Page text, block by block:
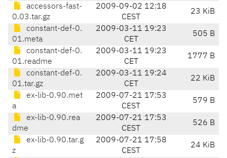
accessors-fast-
0.03.tar.gz
2009-09-02 12:18
CEST
23 KiB
constant-def-0.
01.meta
2009-03-11 19:23
CET
505 B
constant-def-0.
01.readme
2009-03-11 19:23
CET
1777 B
constant-def-0.
01.tar.gz
2009-03-11 19:24
CET
22 KiB
ex-lib-0.90.met
a
2009-07-21 17:53
CEST
579 B
ex-lib-0.90.rea
dme
2009-07-21 17:53
CEST
526 B
ex-lib-0.90.tar.g
z
2009-07-21 17:58
CEST
24 KiB